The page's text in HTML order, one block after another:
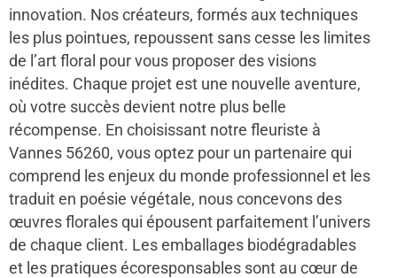
innovation. Nos créateurs, formés aux techniques
les plus pointues, repoussent sans cesse les limites
de l’art floral pour vous proposer des visions
inédites. Chaque projet est une nouvelle aventure,
où votre succès devient notre plus belle
récompense. En choisissant notre fleuriste à
Vannes 56260, vous optez pour un partenaire qui
comprend les enjeux du monde professionnel et les
traduit en poésie végétale, nous concevons des
œuvres florales qui épousent parfaitement l’univers
de chaque client. Les emballages biodégradables
et les pratiques écoresponsables sont au cœur de